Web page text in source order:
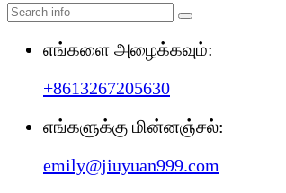
எங்களை அழைக்கவும்:
+8613267205630
எங்களுக்கு மின்னஞ்சல்:
emily@jiuyuan999.com